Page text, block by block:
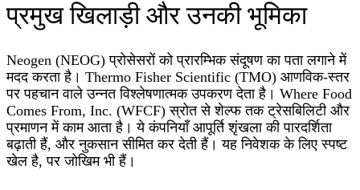
प्रमुख खिलाड़ी और उनकी भूमिका
Neogen (NEOG) प्रोसेसरों को प्रारम्भिक संदूषण का पता लगाने में
मदद करता है। Thermo Fisher Scientific (TMO) आणविक-स्तर
पर पहचान वाले उन्नत विश्लेषणात्मक उपकरण देता है। Where Food
Comes From, Inc. (WFCF) स्रोत से शेल्फ तक ट्रेसबिलिटी और
प्रमाणन में काम आता है। ये कंपनियाँ आपूर्ति शृंखला की पारदर्शिता
बढ़ाती हैं, और नुकसान सीमित कर देती हैं। यह निवेशक के लिए स्पष्ट
खेल है, पर जोखिम भी हैं।